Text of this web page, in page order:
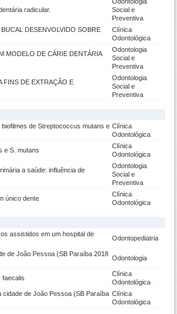
radicular.
Social e
Preventiva
DESENVOLVIDO SOBRE
Clínica
Odontológica
MODELO DE CÁRIE DENTÁRIA
Odontologia
Social e
Preventiva
FINS DE EXTRAÇÃO E
Odontologia
Social e
Preventiva
de Streptococcus mutans e Clínica
Odontológica
e S. mutans
Clínica
Odontológica
a saúde: influência de
Odontologia
Social e
Preventiva
único dente
Clínica
Odontológica
assistidos em um hospital de
Odontopediatria
de João Pessoa (SB Paraíba 2018
Odontologia
faecalis
Clínica
Odontológica
cidade de João Pessoa (SB Paraíba Clínica
Odontológica